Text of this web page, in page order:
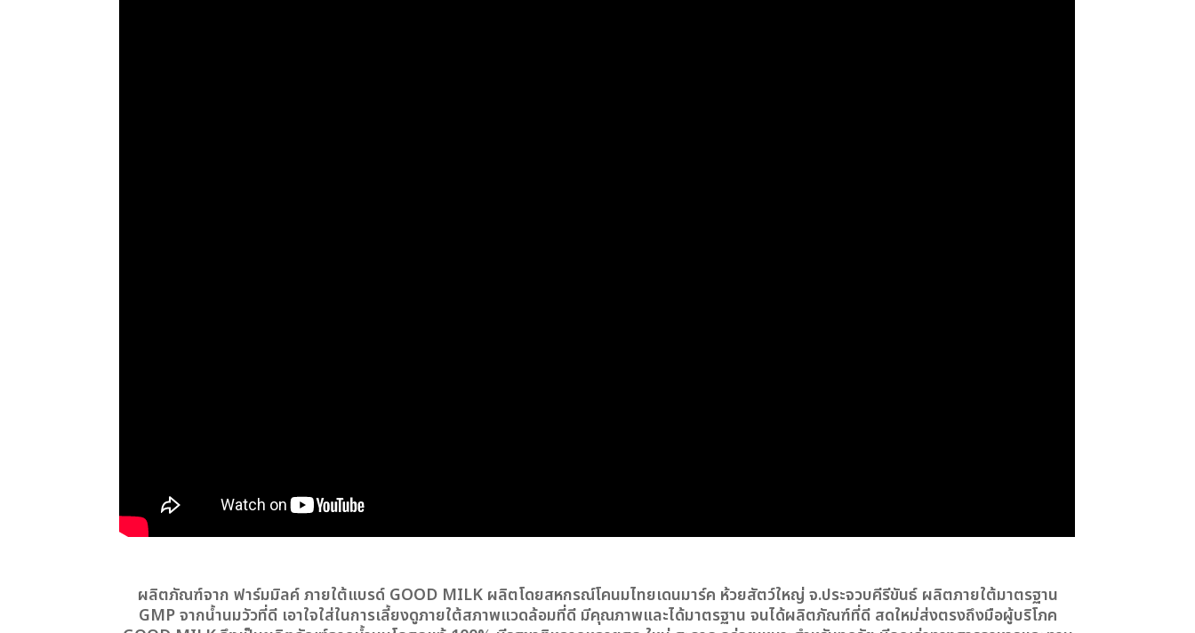
ผลิตภัณฑ์จาก ฟาร์มมิลค์ ภายใต้แบรด์ GOOD MILK ผลิตโดยสหกรณ์โคนมไทยเดนมาร์ค ห้วยสัตว์ใหญ่ จ.ประจวบคีรีขันธ์ ผลิตภายใต้มาตรฐาน
GMP จากน้ำนมวัวที่ดี เอาใจใส่ในการเลี้ยงดูภายใต้สภาพแวดล้อมที่ดี มีคุณภาพและได้มาตรฐาน จนได้ผลิตภัณฑ์ที่ดี สดใหม่ส่งตรงถึงมือผู้บริโภค